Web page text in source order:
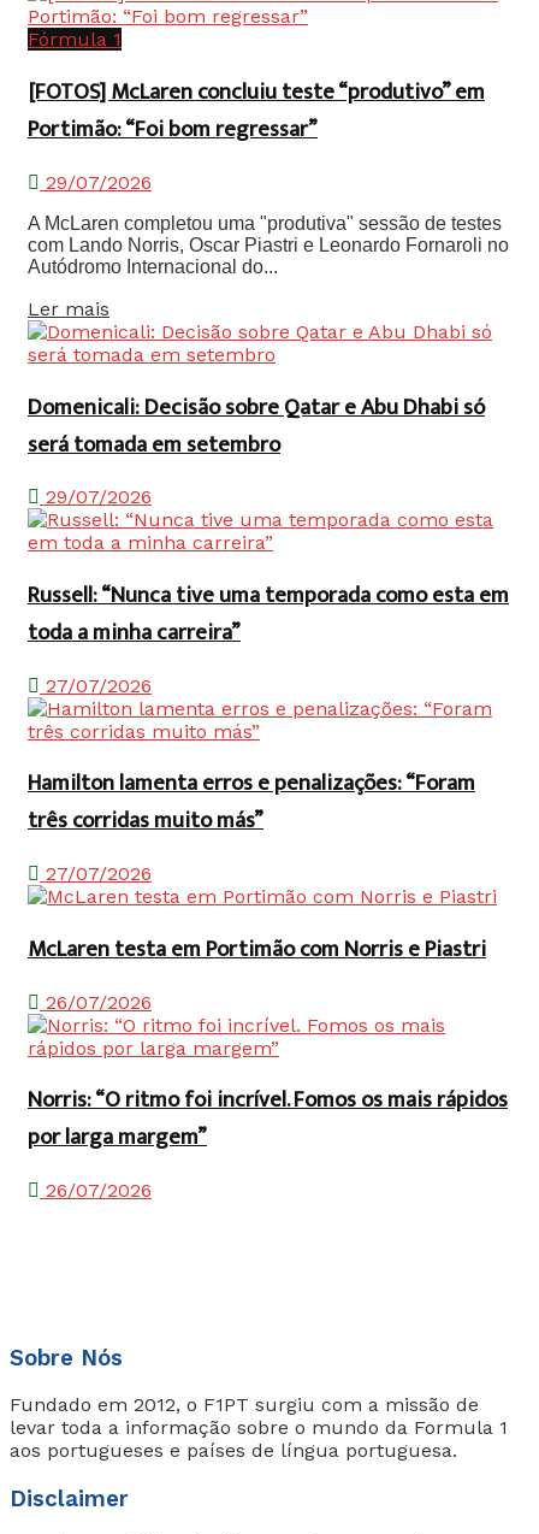
Fórmula 1
[FOTOS] McLaren concluiu teste “produtivo” em
Portimão: “Foi bom regressar”
29/07/2026
A McLaren completou uma "produtiva" sessão de testes
com Lando Norris, Oscar Piastri e Leonardo Fornaroli no
Autódromo Internacional do...
Ler mais
Domenicali: Decisão sobre Qatar e Abu Dhabi só
será tomada em setembro
29/07/2026
Russell: “Nunca tive uma temporada como esta em
toda a minha carreira”
27/07/2026
Hamilton lamenta erros e penalizações: “Foram
três corridas muito más”
27/07/2026
McLaren testa em Portimão com Norris e Piastri
26/07/2026
Norris: “O ritmo foi incrível. Fomos os mais rápidos
por larga margem”
26/07/2026
Sobre Nós
Fundado em 2012, o F1PT surgiu com a missão de
levar toda a informação sobre o mundo da Formula 1
aos portugueses e países de língua portuguesa.
Disclaimer